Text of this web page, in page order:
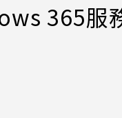
365